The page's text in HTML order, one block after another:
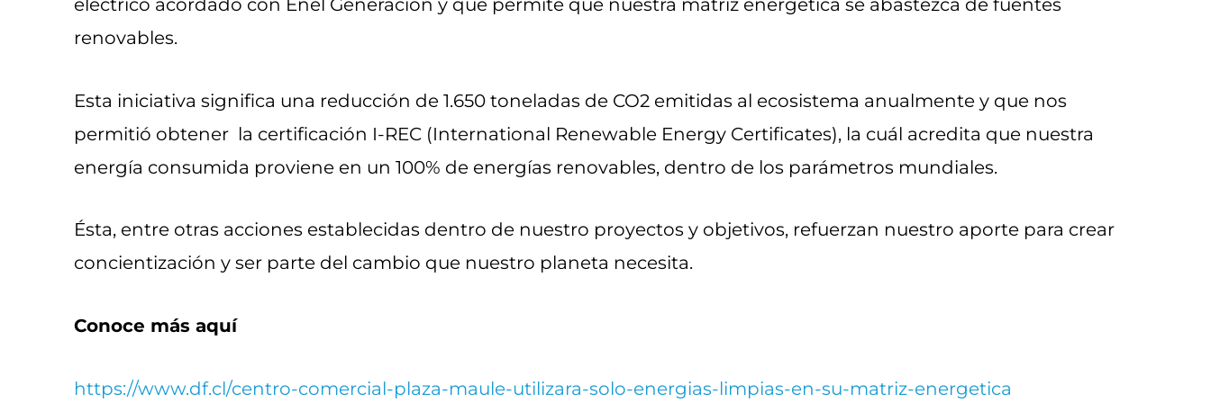
renovables.
Esta iniciativa significa una reducción de 1.650 toneladas de CO2 emitidas al ecosistema anualmente y que nos
permitió obtener la certificación I-REC (International Renewable Energy Certificates), la cuál acredita que nuestra
energía consumida proviene en un 100% de energías renovables, dentro de los parámetros mundiales.
Ésta, entre otras acciones establecidas dentro de nuestro proyectos y objetivos, refuerzan nuestro aporte para crear
concientización y ser parte del cambio que nuestro planeta necesita.
Conoce más aquí
https://www.df.cl/centro-comercial-plaza-maule-utilizara-solo-energias-limpias-en-su-matriz-energetica